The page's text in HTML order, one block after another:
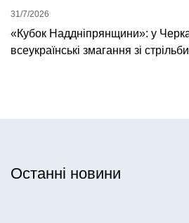
«Кубок Наддніпрянщини»: у
всеукраїнські змагання зі
31/7/2026
Останні новини